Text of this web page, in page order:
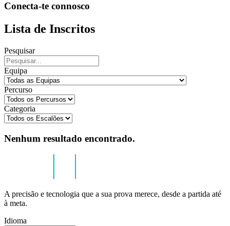
Conecta-te connosco
Lista de Inscritos
Pesquisar
Equipa
Percurso
Categoria
Nenhum resultado encontrado.
A precisão e tecnologia que a sua prova merece, desde a partida até
à meta.
Idioma